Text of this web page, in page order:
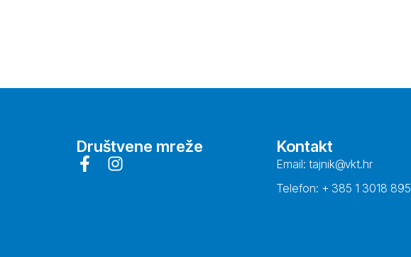
Društvene mreže Kontakt
Email: tajnik@vkt.hr
Telefon: + 385 1 3018 895